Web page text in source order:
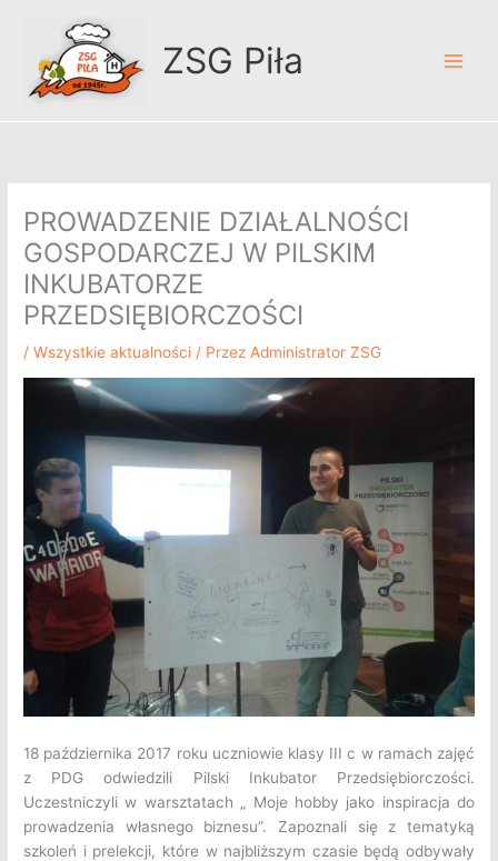
ZSG Piła
PROWADZENIE DZIAŁALNOŚCI
GOSPODARCZEJ W PILSKIM
INKUBATORZE
PRZEDSIĘBIORCZOŚCI
/Wszystkie aktualności / Przez Administrator ZSG
18 października 2017 roku uczniowie klasy III c w ramach zajęć
z PDG odwiedzili Pilski Inkubator Przedsiębiorczości.
Uczestniczyli w warsztatach „ Moje hobby jako inspiracja do
prowadzenia własnego biznesu”. Zapoznali się z tematyką
szkoleń i prelekcji, które w najbliższym czasie będą odbywały
m